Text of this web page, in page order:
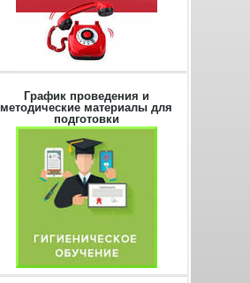
График проведения и
методические материалы для
подготовки